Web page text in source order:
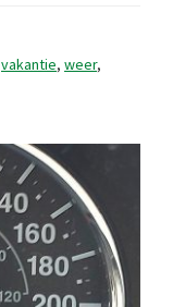
vakantie, weer,